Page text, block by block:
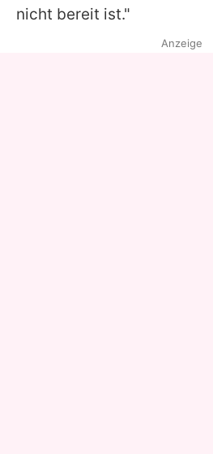
nicht bereit ist."
Anzeige